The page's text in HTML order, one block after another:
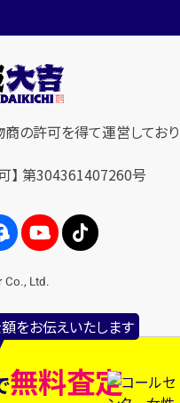
をお伝えいたします
無料査定
の許可を得て運営しており
】 第304361407260号
Co., Ltd.